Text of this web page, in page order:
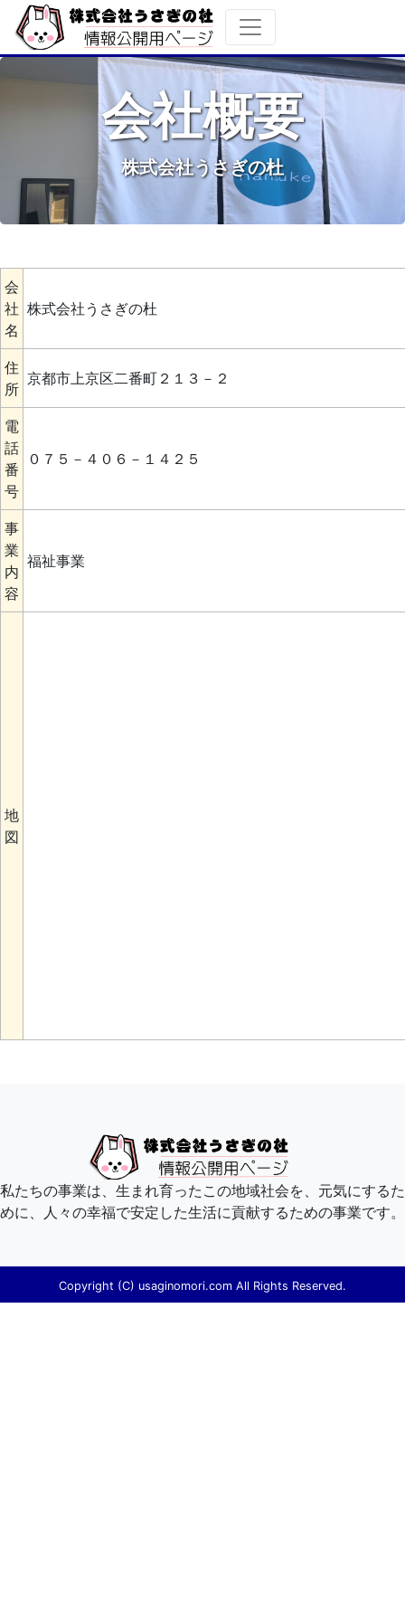
会社概要
株式会社うさぎの杜
会
社
名
株式会社うさぎの杜
住
所
京都市上京区二番町２１３－２
電
話
番
号
０７５－４０６－１４２５
事
業
内
容
福祉事業
地
図
私たちの事業は、生まれ育ったこの地域社会を、元気にするた
めに、人々の幸福で安定した生活に貢献するための事業です。
Copyright (C) usaginomori.com All Rights Reserved.